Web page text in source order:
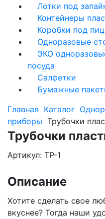
Лотки под
Контейнеры
Коробки под
Одноразовые
ЭКО
посуда
Салфетки
Бумажные
Главная Каталог
приборы Трубочки
Трубочки
Артикул: TP-1
Описание
Хотите сделать свое
вкуснее? Тогда наши